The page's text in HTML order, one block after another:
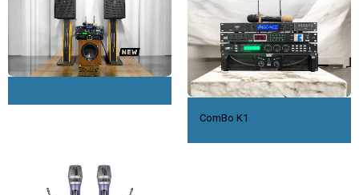
ComBo K1